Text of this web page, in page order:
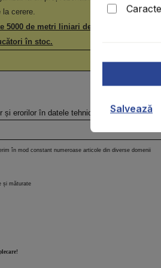
la cerere.
5000 de metri liniari de rafturi pentru paleți
în stoc.
și erorilor în datele tehnice, informații și
în mod constant numeroase articole din diverse domenii
și măturate
Salvează